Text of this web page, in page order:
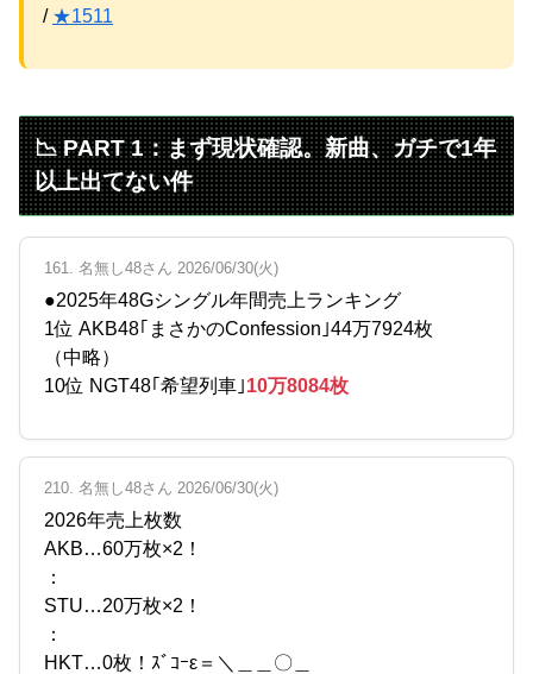
/ ★1511
📉 PART 1：まず現状確認。新曲、ガチで1年
以上出てない件
161. 名無し48さん 2026/06/30(火)
●2025年48Gシングル年間売上ランキング
1位 AKB48｢まさかのConfession｣44万7924枚
（中略）
10位 NGT48｢希望列車｣10万8084枚
210. 名無し48さん 2026/06/30(火)
2026年売上枚数
AKB…60万枚×2！
：
STU…20万枚×2！
：
HKT…0枚！ｽﾞｺｰε＝＼＿＿〇＿